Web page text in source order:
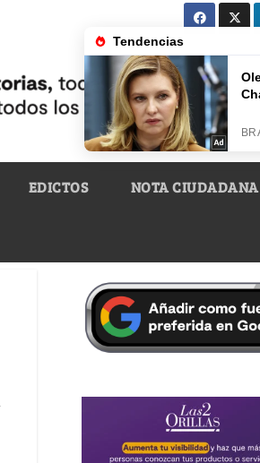
EDICTOS NOTA CIUDADANA